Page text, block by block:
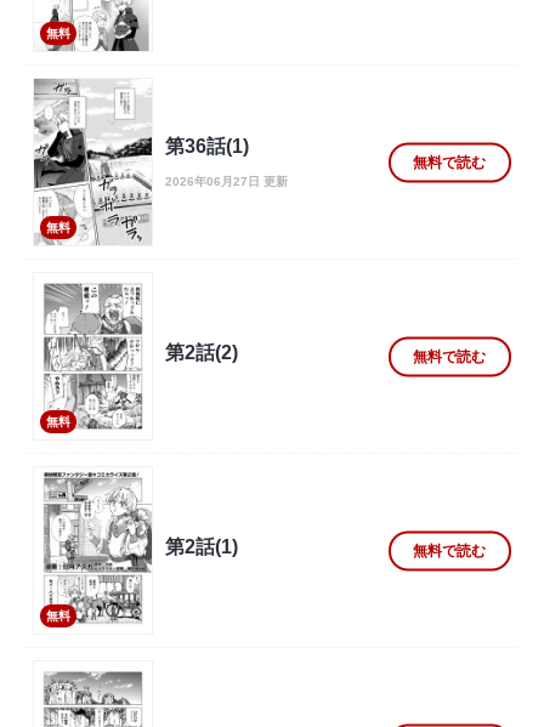
無料
無料
第36話(1)
2026年06月27日 更新
無料で読む
無料
第2話(2) 無料で読む
無料
第2話(1) 無料で読む